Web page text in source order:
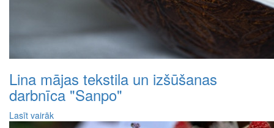
Lina mājas tekstila un izšūšanas
darbnīca "Sanpo"
Lasīt vairāk